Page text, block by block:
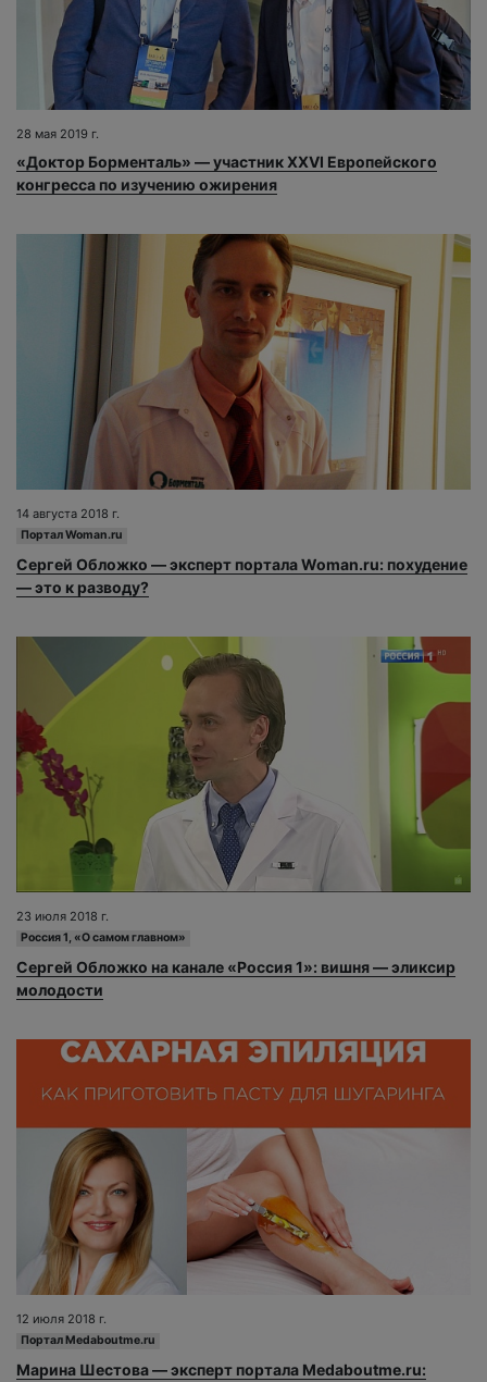
28 мая 2019 г.
«Доктор Борменталь» — участник XXVI Европейского
конгресса по изучению ожирения
14 августа 2018 г.
Портал Woman.ru
Сергей Обложко — эксперт портала Woman.ru: похудение
— это к разводу?
23 июля 2018 г.
Россия 1, «О самом главном»
Сергей Обложко на канале «Россия 1»: вишня — эликсир
молодости
12 июля 2018 г.
Портал Medaboutme.ru
Марина Шестова — эксперт портала Medaboutme.ru: